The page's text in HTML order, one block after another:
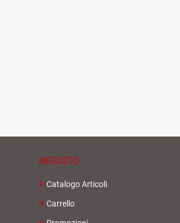
NEGOZIO
Catalogo Articoli
Carrello